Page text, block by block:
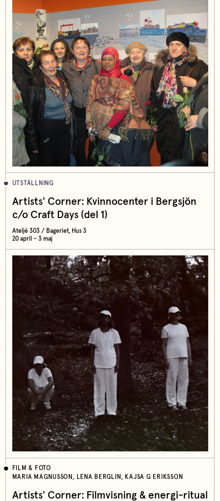
UTSTÄLLNING
Artists' Corner: Kvinnocenter i Bergsjön
c/o Craft Days (del 1)
Ateljé 303 / Bageriet, Hus 3
20 april – 3 maj
FILM & FOTO
MARIA MAGNUSSON, LENA BERGLIN, KAJSA G ERIKSSON
Artists' Corner: Filmvisning & energi-ritual